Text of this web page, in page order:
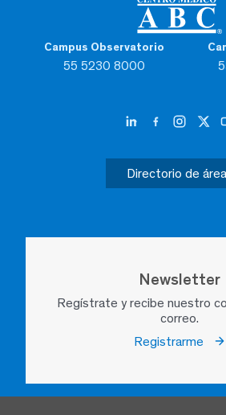
Campus Observatorio
55 5230 8000
Directorio de
Newsletter
Regístrate y recibe nuestro
correo.
Registrarme